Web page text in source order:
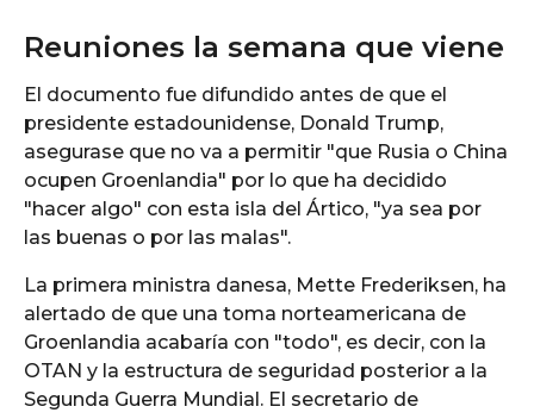
Reuniones la semana que viene
El documento fue difundido antes de que el
presidente estadounidense, Donald Trump,
asegurase que no va a permitir "que Rusia o China
ocupen Groenlandia" por lo que ha decidido
"hacer algo" con esta isla del Ártico, "ya sea por
las buenas o por las malas".
La primera ministra danesa, Mette Frederiksen, ha
alertado de que una toma norteamericana de
Groenlandia acabaría con "todo", es decir, con la
OTAN y la estructura de seguridad posterior a la
Segunda Guerra Mundial. El secretario de